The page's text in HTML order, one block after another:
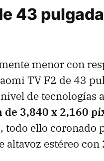
43
menor con
TV F2 de 43
de tecnologías
de 3,840 x 2,160
, todo ello coronado
estéreo con